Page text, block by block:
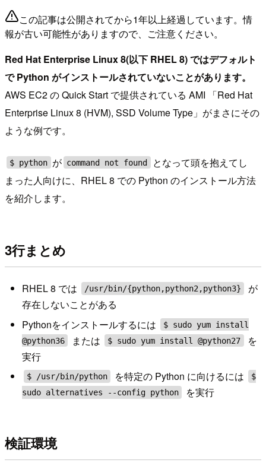
この記事は公開されてから1年以上経過しています。情
報が古い可能性がありますので、ご注意ください。
Red Hat Enterprise Linux 8(以下 RHEL 8) ではデフォルト
で Python がインストールされていないことがあります。
AWS EC2 の Quick Start で提供されている AMI 「Red Hat
Enterprise Linux 8 (HVM), SSD Volume Type」がまさにその
ような例です。
$ python が command not found
となって頭を抱えてし
まった人向けに、RHEL 8 での Python のインストール方法
を紹介します。
3行まとめ
RHEL 8 では /usr/bin/{python,python2,python3}
が
存在しないことがある
Pythonをインストールするには
$ sudo yum install
@python36
または $ sudo yum install @python27
を
実行
$ /usr/bin/python を特定の Python に向けるには
$
sudo alternatives --config python
を実行
検証環境